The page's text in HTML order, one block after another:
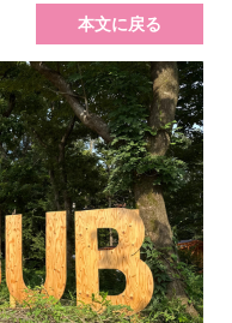
本文に戻る